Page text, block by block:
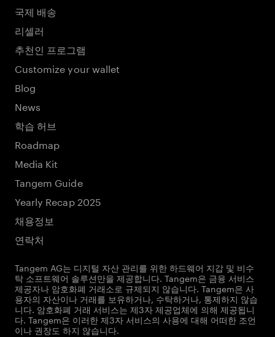
국제 배송
리셀러
추천인 프로그램
Customize your wallet
Blog
News
학습 허브
Roadmap
Media Kit
Tangem Guide
Yearly Recap 2025
채용정보
연락처
Tangem AG는 디지털 자산 관리를 위한 하드웨어 지갑 및 비수
탁 소프트웨어 솔루션만을 제공합니다. Tangem은 금융 서비스
제공자나 암호화폐 거래소로 규제되지 않습니다. Tangem은 사
용자의 자산이나 거래를 보유하거나, 수탁하거나, 통제하지 않습
니다. 암호화폐 거래 서비스는 제3자 제공업체에 의해 제공됩니
다. Tangem은 이러한 제3자 서비스의 사용에 대해 어떠한 조언
이나 권장도 하지 않습니다.